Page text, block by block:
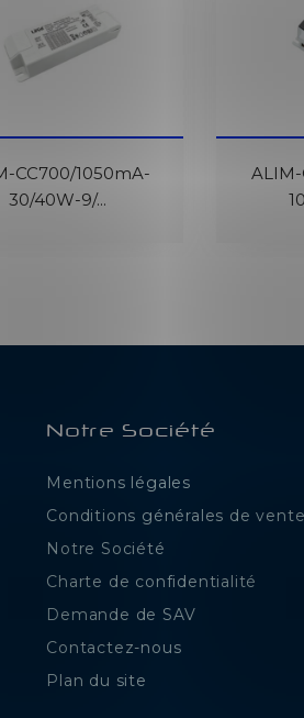
CC700/1050mA-
30/40W-9/...
Notre Société
Mentions légales
Conditions générales de
Notre Société
Charte de confidentialité
Demande de SAV
Contactez-nous
Plan du site